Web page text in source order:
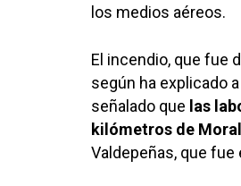
los medios aéreos.
El incendio, que fue
según ha explicado
señalado que las
kilómetros de Moral
Valdepeñas, que